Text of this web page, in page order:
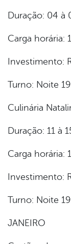
Duração: 04 à
Carga horária:
Investimento:
Turno: Noite
Culinária
Duração: 11 à
Carga horária:
Investimento:
Turno: Noite
JANEIRO